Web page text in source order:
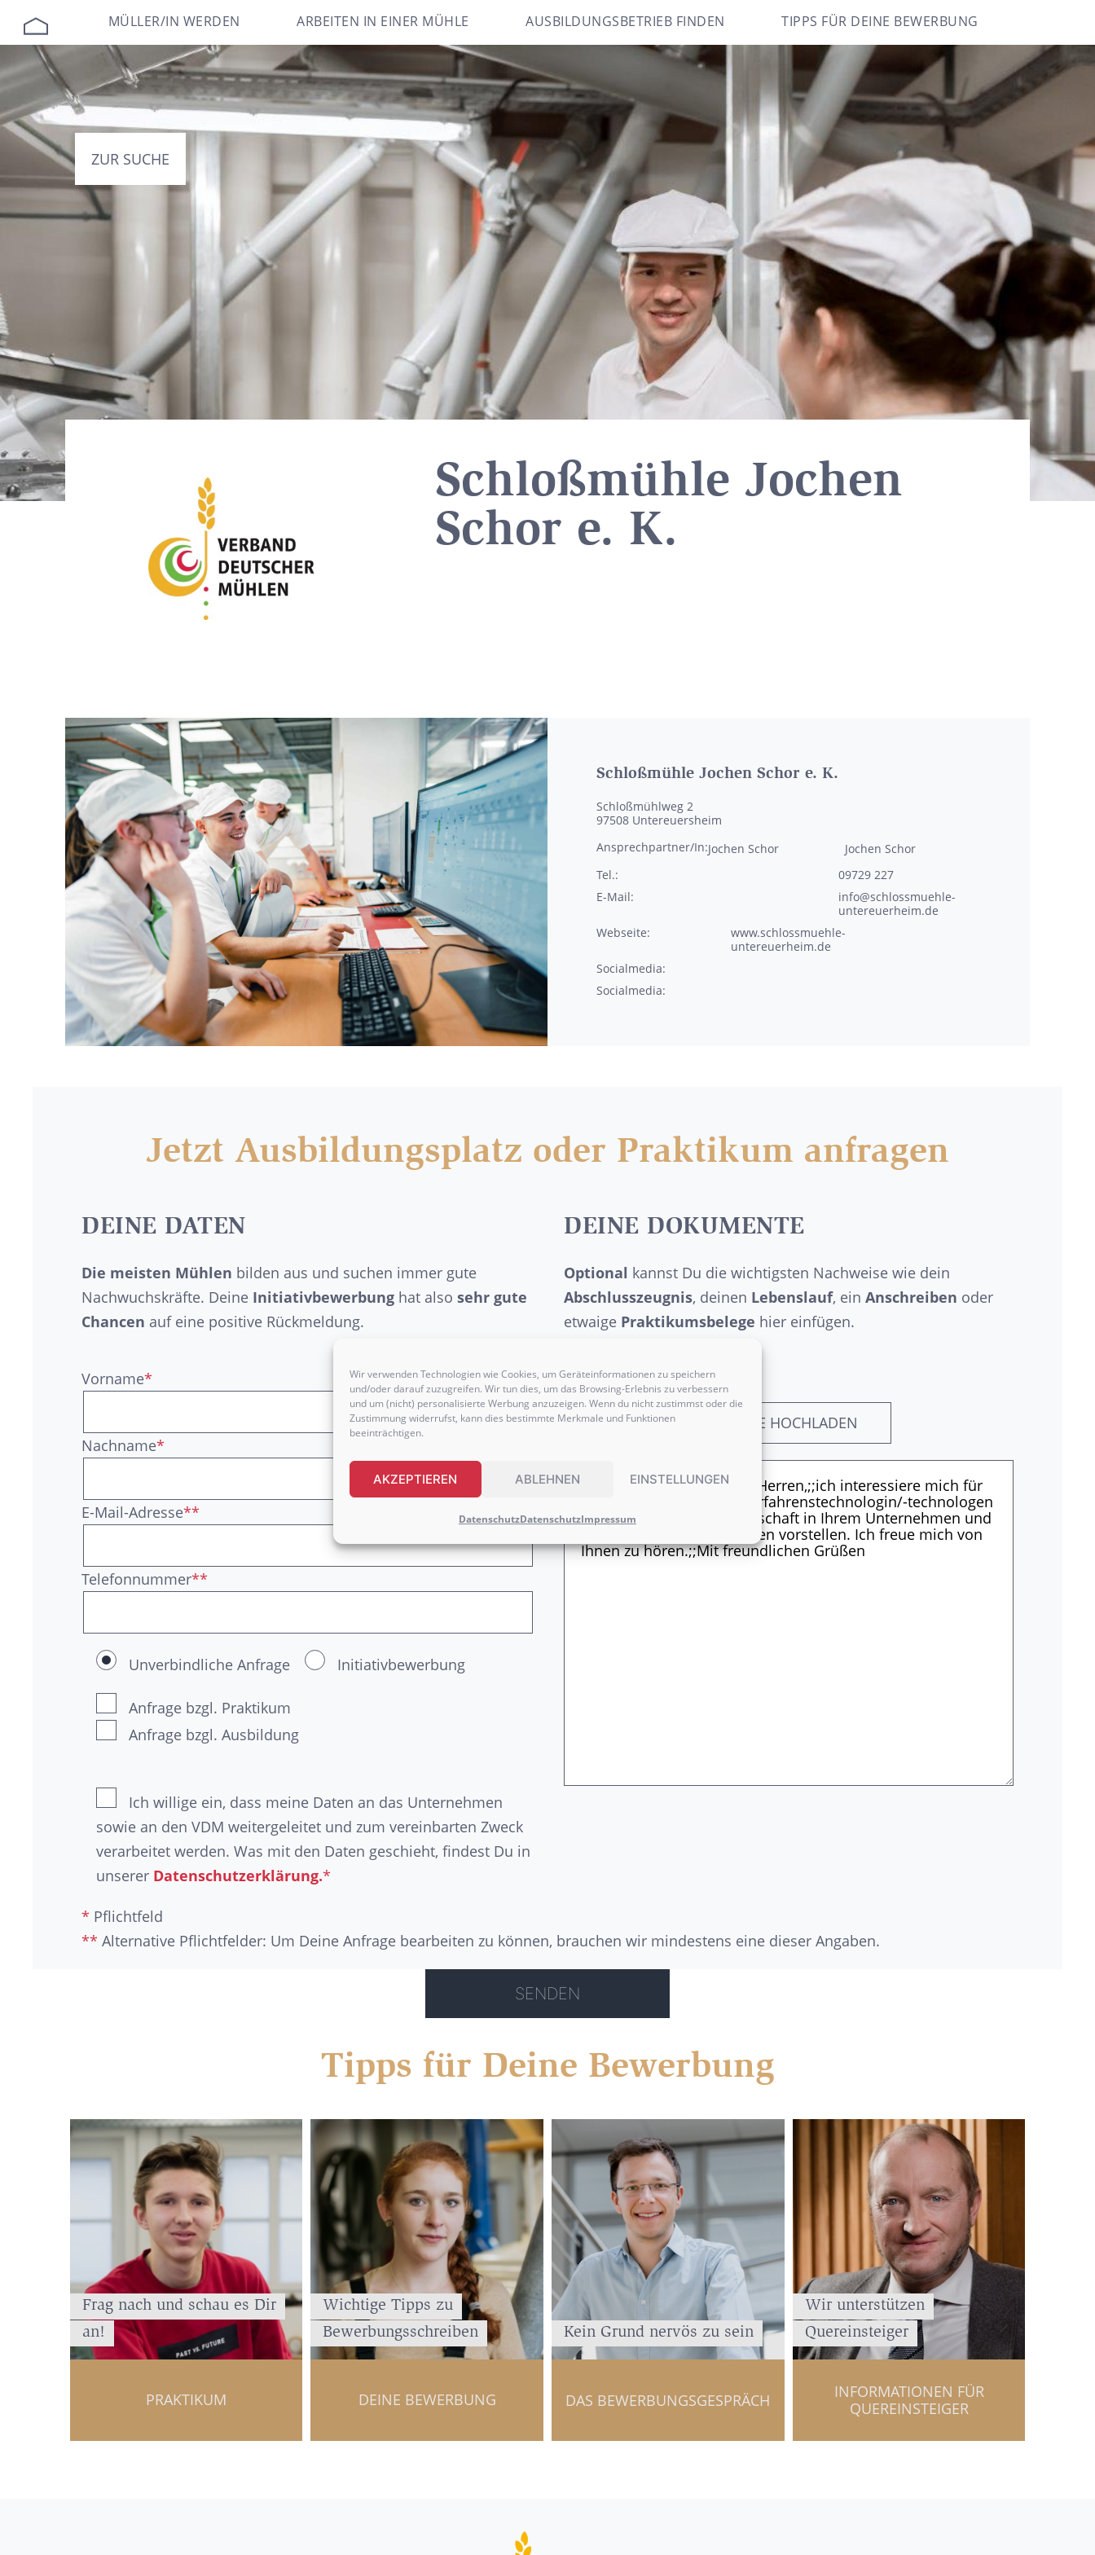
Wir verwenden Technologien wie Cookies, um Geräteinformationen zu speichern
und/oder darauf zuzugreifen. Wir tun dies, um das Browsing-Erlebnis zu verbessern
und um (nicht) personalisierte Werbung anzuzeigen. Wenn du nicht zustimmst oder die
Zustimmung widerrufst, kann dies bestimmte Merkmale und Funktionen
beeinträchtigen.
AKZEPTIEREN ABLEHNEN EINSTELLUNGEN
DatenschutzDatenschutzImpressum
MÜLLER/IN WERDEN ARBEITEN IN EINER MÜHLE AUSBILDUNGSBETRIEB FINDEN TIPPS FÜR DEINE BEWERBUNG
ZUR SUCHE
Schloßmühle Jochen
Schor e. K.
Schloßmühle Jochen Schor e. K.
Schloßmühlweg 2
97508 Untereuersheim
Ansprechpartner/In:Jochen Schor Jochen Schor
Tel.:
09729 227
E-Mail:
info@schlossmuehle-
untereuerheim.de
Webseite:
www.schlossmuehle-
untereuerheim.de
Socialmedia:
Socialmedia:
Jetzt Ausbildungsplatz oder Praktikum anfragen
DEINE DATEN
Die meisten Mühlen bilden aus und suchen immer gute
Nachwuchskräfte. Deine Initiativbewerbung hat also sehr gute
Chancen auf eine positive Rückmeldung.
Vorname*
Nachname*
E-Mail-Adresse**
Telefonnummer**
Unverbindliche Anfrage Initiativbewerbung
Anfrage bzgl. Praktikum
Anfrage bzgl. Ausbildung
Ich willige ein, dass meine Daten an das Unternehmen
sowie an den VDM weitergeleitet und zum vereinbarten Zweck
verarbeitet werden. Was mit den Daten geschieht, findest Du in
unserer Datenschutzerklärung.*
DEINE DOKUMENTE
Optional kannst Du die wichtigsten Nachweise wie dein
Abschlusszeugnis, deinen Lebenslauf, ein Anschreiben oder
etwaige Praktikumsbelege hier einfügen.
WEITERE DOKUMENTE HOCHLADEN
* Pflichtfeld
** Alternative Pflichtfelder: Um Deine Anfrage bearbeiten zu können, brauchen wir mindestens eine dieser Angaben.
Tipps für Deine Bewerbung
Frag nach und schau es Dir
an!
PRAKTIKUM
Wichtige Tipps zu
Bewerbungsschreiben
DEINE BEWERBUNG
Kein Grund nervös zu sein
DAS BEWERBUNGSGESPRÄCH
Wir unterstützen
Quereinsteiger
INFORMATIONEN FÜR
QUEREINSTEIGER